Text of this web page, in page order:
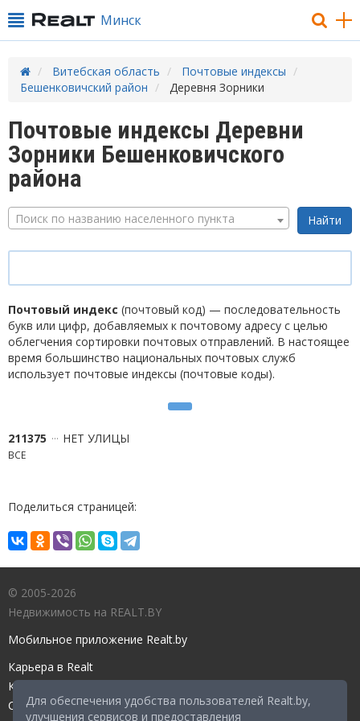
Для обеспечения удобства пользователей Realt.by,
улучшения сервисов и предоставления
Минск
Витебская область
Почтовые индексы
Бешенковичский район
Деревня Зорники
Почтовые индексы Деревни
Зорники Бешенковичского
района
Поиск по названию населенного пункта
Почтовый индекс (почтовый код) — последовательность
букв или цифр, добавляемых к почтовому адресу с целью
облегчения сортировки почтовых отправлений. В настоящее
время большинство национальных почтовых служб
использует почтовые индексы (почтовые коды).
211375 НЕТ УЛИЦЫ
ВСЕ
Поделиться страницей:
© 2005-2026
Недвижимость на REALT.BY
Мобильное приложение Realt.by
Карьера в Realt
Контакты редакции
Справочный центр